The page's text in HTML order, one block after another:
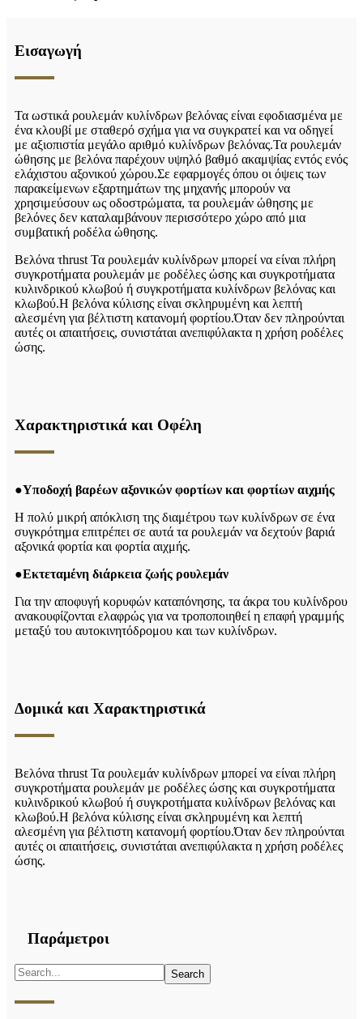
Εισαγωγή
Τα ωστικά ρουλεμάν κυλίνδρων βελόνας είναι εφοδιασμένα με
ένα κλουβί με σταθερό σχήμα για να συγκρατεί και να οδηγεί
με αξιοπιστία μεγάλο αριθμό κυλίνδρων βελόνας.Τα ρουλεμάν
ώθησης με βελόνα παρέχουν υψηλό βαθμό ακαμψίας εντός ενός
ελάχιστου αξονικού χώρου.Σε εφαρμογές όπου οι όψεις των
παρακείμενων εξαρτημάτων της μηχανής μπορούν να
χρησιμεύσουν ως οδοστρώματα, τα ρουλεμάν ώθησης με
βελόνες δεν καταλαμβάνουν περισσότερο χώρο από μια
συμβατική ροδέλα ώθησης.
Βελόνα τhrust Τα ρουλεμάν κυλίνδρων μπορεί να είναι πλήρη
συγκροτήματα ρουλεμάν με ροδέλες ώσης και συγκροτήματα
κυλινδρικού κλωβού ή συγκροτήματα κυλίνδρων βελόνας και
κλωβού.Η βελόνα κύλισης είναι σκληρυμένη και λεπτή
αλεσμένη για βέλτιστη κατανομή φορτίου.Όταν δεν πληρούνται
αυτές οι απαιτήσεις, συνιστάται ανεπιφύλακτα η χρήση ροδέλες
ώσης.
Χαρακτηριστικά και Οφέλη
●Υποδοχή βαρέων αξονικών φορτίων και φορτίων αιχμής
Η πολύ μικρή απόκλιση της διαμέτρου των κυλίνδρων σε ένα
συγκρότημα επιτρέπει σε αυτά τα ρουλεμάν να δεχτούν βαριά
αξονικά φορτία και φορτία αιχμής.
●Εκτεταμένη διάρκεια ζωής ρουλεμάν
Για την αποφυγή κορυφών καταπόνησης, τα άκρα του κυλίνδρου
ανακουφίζονται ελαφρώς για να τροποποιηθεί η επαφή γραμμής
μεταξύ του αυτοκινητόδρομου και των κυλίνδρων.
Δομικά και Χαρακτηριστικά
Βελόνα τhrust Τα ρουλεμάν κυλίνδρων μπορεί να είναι πλήρη
συγκροτήματα ρουλεμάν με ροδέλες ώσης και συγκροτήματα
κυλινδρικού κλωβού ή συγκροτήματα κυλίνδρων βελόνας και
κλωβού.Η βελόνα κύλισης είναι σκληρυμένη και λεπτή
αλεσμένη για βέλτιστη κατανομή φορτίου.Όταν δεν πληρούνται
αυτές οι απαιτήσεις, συνιστάται ανεπιφύλακτα η χρήση ροδέλες
ώσης.
Παράμετροι